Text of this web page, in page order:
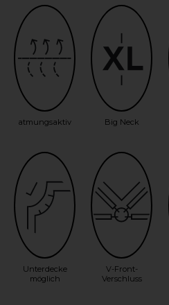
atmungsaktiv Big Neck
Unterdecke
möglich
V-Front-
Verschluss